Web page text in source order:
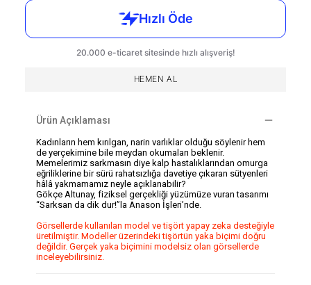
HEMEN AL
Ürün Açıklaması
Kadınların hem kırılgan, narin varlıklar olduğu söylenir hem
de yerçekimine bile meydan okumaları beklenir.
Memelerimiz sarkmasın diye kalp hastalıklarından omurga
eğriliklerine bir sürü rahatsızlığa davetiye çıkaran sütyenleri
hâlâ yakmamamız neyle açıklanabilir?
Gökçe Altunay, fiziksel gerçekliği yüzümüze vuran tasarımı
“Sarksan da dik dur!”la Anason İşleri’nde.
Görsellerde kullanılan model ve tişört yapay zeka desteğiyle
üretilmiştir. Modeller üzerindeki tişörtün yaka biçimi doğru
değildir. Gerçek yaka biçimini modelsiz olan görsellerde
inceleyebilirsiniz.